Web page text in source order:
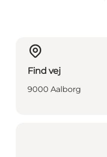
Find vej
9000 Aalborg